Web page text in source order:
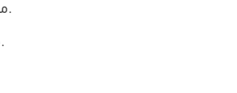
مهندس تخطيط.
منسق مشاريع.